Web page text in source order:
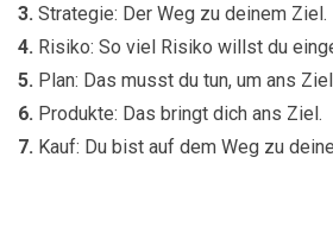
3. Strategie: Der Weg zu deinem Ziel.
4. Risiko: So viel Risiko willst du
5. Plan: Das musst du tun, um ans
6. Produkte: Das bringt dich ans Ziel.
7. Kauf: Du bist auf dem Weg zu